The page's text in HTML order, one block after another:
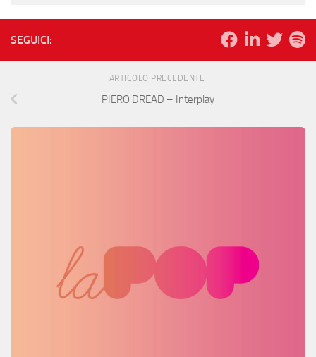
SEGUICI:
ARTICOLO PRECEDENTE
PIERO DREAD – Interplay